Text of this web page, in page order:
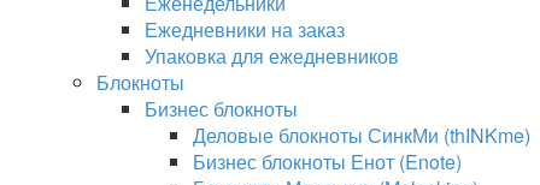
Ежедневники на заказ
Упаковка для ежедневников
Блокноты
Бизнес блокноты
Деловые блокноты СинкМи (thINKme)
Бизнес блокноты Енот (Enote)